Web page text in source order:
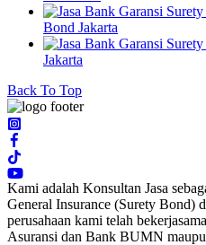
Bond Jakarta
Jakarta
Back To Top
Kami adalah Konsultan Jasa
General Insurance (Surety Bond)
perusahaan kami telah
Asuransi dan Bank BUMN